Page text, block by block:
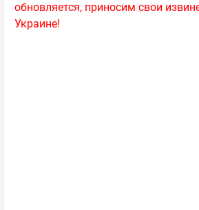
обновляется, приносим свои
Украине!